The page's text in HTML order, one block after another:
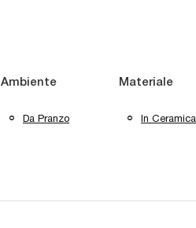
Ambiente
Da Pranzo
Materiale
In Ceramica